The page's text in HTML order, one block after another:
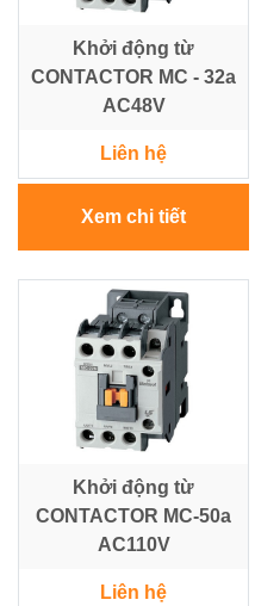
Khởi động từ
CONTACTOR MC - 32a
AC48V
Liên hệ
Xem chi tiết
Khởi động từ
CONTACTOR MC-50a
AC110V
Liên hệ